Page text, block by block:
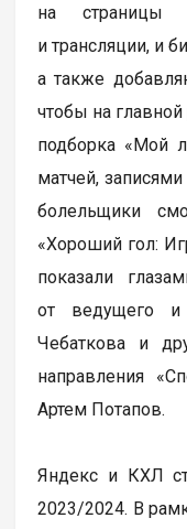
на страницы
и трансляции, и
а также
чтобы на
подборка «Мой
матчей,
болельщики
«Хороший гол:
показали
от ведущего и
Чебаткова и
направления
Артем Потапов.
Яндекс и КХЛ
2023/2024. В